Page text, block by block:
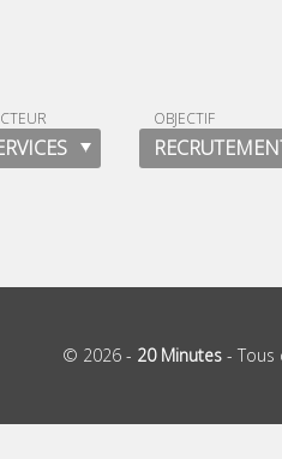
OBJECTIF
© 2026 - 20 Minutes -